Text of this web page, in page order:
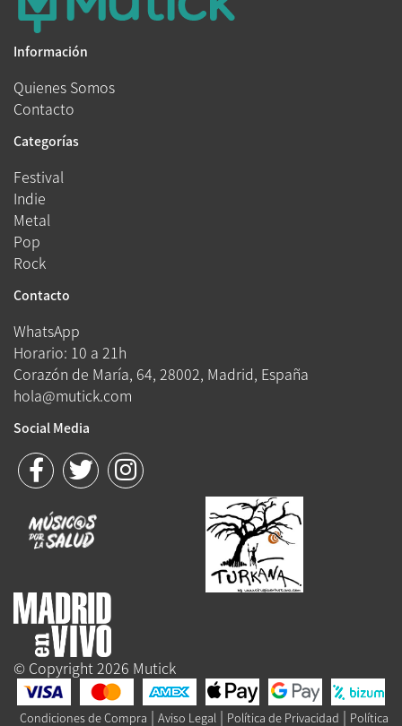
Información
Quienes Somos
Contacto
Categorías
Festival
Indie
Metal
Pop
Rock
Contacto
WhatsApp
Horario: 10 a 21h
Corazón de María, 64, 28002, Madrid, España
hola@mutick.com
Social Media
© Copyright 2026 Mutick
Condiciones de Compra | Aviso Legal | Política de Privacidad | Política